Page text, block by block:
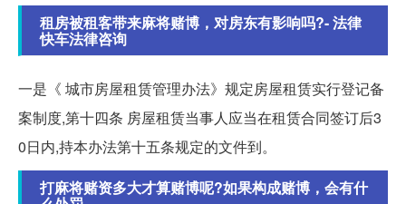
租房被租客带来麻将赌博，对房东有影响吗?- 法律
快车法律咨询
一是《 城市房屋租赁管理办法》规定房屋租赁实行登记备
案制度,第十四条 房屋租赁当事人应当在租赁合同签订后3
0日内,持本办法第十五条规定的文件到。
打麻将赌资多大才算赌博呢?如果构成赌博，会有什